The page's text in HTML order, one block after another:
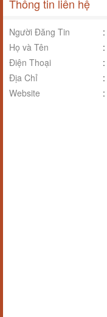
Thông tin liên hệ
Người Đăng Tin :
Họ và Tên
:
Điện Thoại
:
Địa Chỉ
:
Website
: